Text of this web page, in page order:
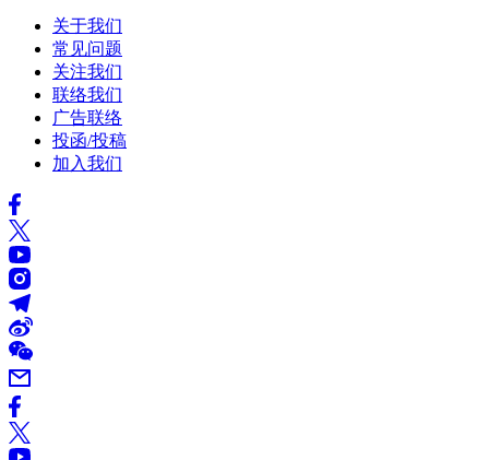
关于我们
常见问题
关注我们
联络我们
广告联络
投函/投稿
加入我们